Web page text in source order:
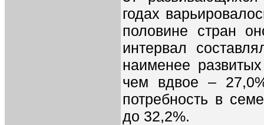
годах
половине стран
интервал
наименее
чем вдвое –
потребность в
до 32,2%.